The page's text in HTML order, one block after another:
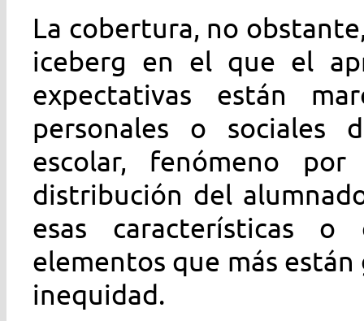
La cobertura, no
iceberg en el que el
expectativas están
personales o sociales
escolar, fenómeno
distribución del
esas características
elementos que más
inequidad.